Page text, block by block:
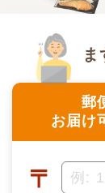
郵
お届け
ま
〒